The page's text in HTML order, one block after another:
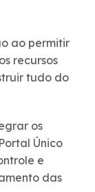
ao permitir
recursos
tudo do
os
Único
e
das